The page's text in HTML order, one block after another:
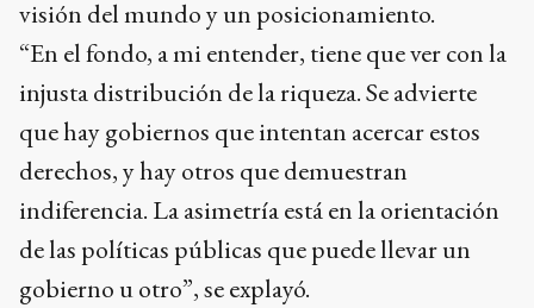
visión del mundo y un posicionamiento.
“En el fondo, a mi entender, tiene que ver con la
injusta distribución de la riqueza. Se advierte
que hay gobiernos que intentan acercar estos
derechos, y hay otros que demuestran
indiferencia. La asimetría está en la orientación
de las políticas públicas que puede llevar un
gobierno u otro”, se explayó.